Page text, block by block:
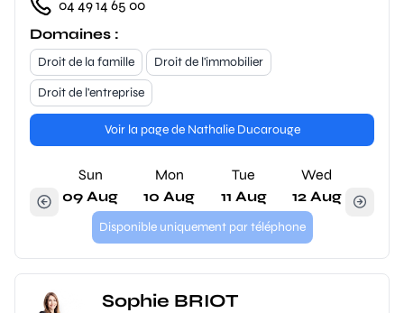
04 49 14 65 00
Domaines :
Droit de la famille
Droit de l'immobilier
Droit de l'entreprise
Voir la page de Nathalie Ducarouge
Sun
09 Aug
Mon
10 Aug
Tue
11 Aug
Wed
12 Aug
Disponible uniquement par téléphone
Sophie BRIOT